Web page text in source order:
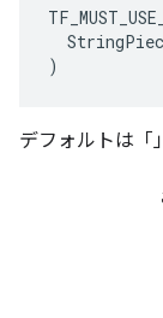
)
デフォルトは「